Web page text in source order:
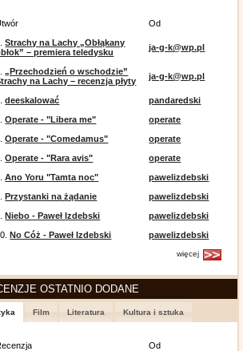
Od
Strachy na Lachy „Obłąkany
– premiera teledysku
ja-g-k@wp.pl
„Przechodzień o wschodzie”
na Lachy – recenzja płyty
ja-g-k@wp.pl
deeskalować
pandaredski
Operate - "Libera me"
operate
Operate - "Comedamus"
operate
Operate - "Rara avis"
operate
Ano Yoru "Tamta noc"
pawelizdebski
Przystanki na żądanie
pawelizdebski
Niebo - Paweł Izdebski
pawelizdebski
No Cóż - Paweł Izdebski pawelizdebski
więcej
OSTATNIO DODANE
Film Literatura Kultura i sztuka
Od